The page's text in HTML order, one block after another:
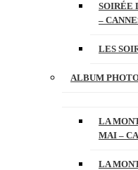
SOIRÉE
–
LES
ALBUM
LA
MAI –
LA